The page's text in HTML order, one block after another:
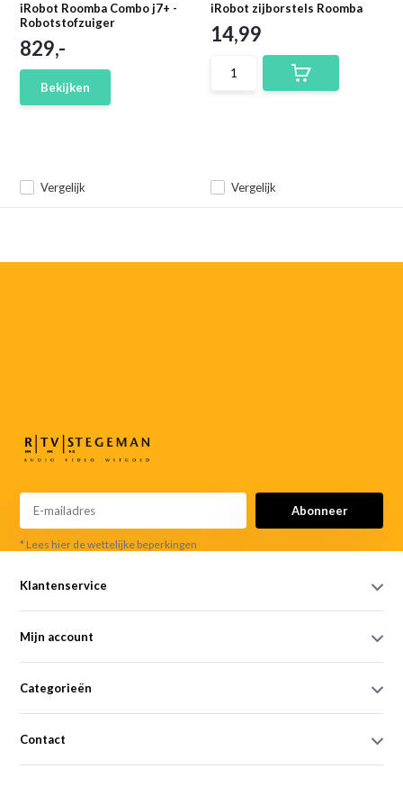
iRobot Roomba Combo j7+ -
Robotstofzuiger
Vergelijk
829,-
Bekijken
iRobot zijborstels Roomba
Vergelijk
14,99
Abonneer
* Lees hier de wettelijke beperkingen
Klantenservice
Mijn account
Categorieën
Contact